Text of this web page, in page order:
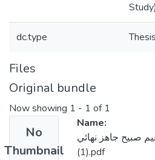
Study)
dc.type Thesis
Files
Original bundle
Now showing 1 - 1 of 1
No
Thumbnail
Name:
صبيح جاهز نهائي
(1).pdf